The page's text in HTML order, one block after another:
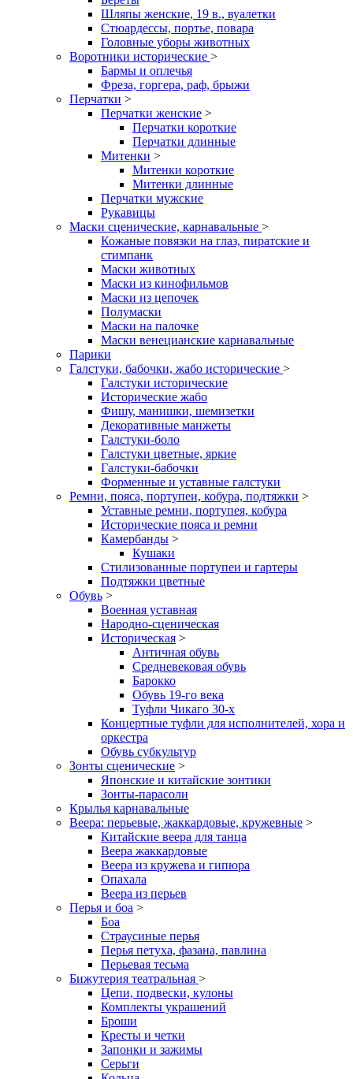
Шляпы женские, 19 в., вуалетки
Стюардессы, портье, повара
Головные уборы животных
Воротники исторические >
Бармы и оплечья
Фреза, горгера, раф, брыжи
Перчатки >
Перчатки женские >
Перчатки короткие
Перчатки длинные
Митенки >
Митенки короткие
Митенки длинные
Перчатки мужские
Рукавицы
Маски сценические, карнавальные >
Кожаные повязки на глаз, пиратские и
стимпанк
Маски животных
Маски из кинофильмов
Маски из цепочек
Полумаски
Маски на палочке
Маски венецианские карнавальные
Парики
Галстуки, бабочки, жабо исторические >
Галстуки исторические
Исторические жабо
Фишу, манишки, шемизетки
Декоративные манжеты
Галстуки-боло
Галстуки цветные, яркие
Галстуки-бабочки
Форменные и уставные галстуки
Ремни, пояса, портупеи, кобура, подтяжки >
Уставные ремни, портупея, кобура
Исторические пояса и ремни
Камербанды >
Кушаки
Стилизованные портупеи и гартеры
Подтяжки цветные
Обувь >
Военная уставная
Народно-сценическая
Историческая >
Античная обувь
Средневековая обувь
Барокко
Обувь 19-го века
Туфли Чикаго 30-х
Концертные туфли для исполнителей, хора и
оркестра
Обувь субкультур
Зонты сценические >
Японские и китайские зонтики
Зонты-парасоли
Крылья карнавальные
Веера: перьевые, жаккардовые, кружевные >
Китайские веера для танца
Веера жаккардовые
Веера из кружева и гипюра
Опахала
Веера из перьев
Перья и боа >
Боа
Страусиные перья
Перья петуха, фазана, павлина
Перьевая тесьма
Бижутерия театральная >
Цепи, подвески, кулоны
Комплекты украшений
Броши
Кресты и четки
Запонки и зажимы
Серьги